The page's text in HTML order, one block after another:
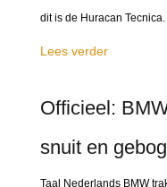
dit is de Huracan Tecnica.
Lees verder
Officieel:
snuit en
Taal Nederlands BMW